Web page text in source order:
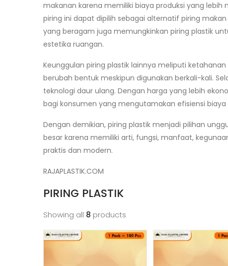
makanan karena memiliki biaya produksi yang
piring ini dapat dipilih sebagai alternatif piring
yang beragam juga memungkinkan piring plastik
estetika ruangan.
Keunggulan piring plastik lainnya meliputi
berubah bentuk meskipun digunakan berkali-kali.
teknologi daur ulang. Dengan harga yang lebih
bagi konsumen yang mengutamakan efisiensi
Dengan demikian, piring plastik menjadi pilihan
besar karena memiliki arti, fungsi, manfaat,
praktis dan modern.
RAJAPLASTIK.COM
PIRING PLASTIK
Showing all 8 products